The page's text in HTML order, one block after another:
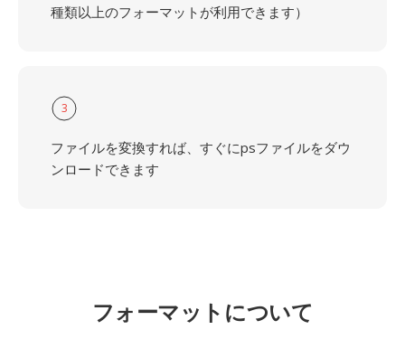
種類以上のフォーマットが利用できます）
3
ファイルを変換すれば、すぐにpsファイルをダウ
ンロードできます
フォーマットについて